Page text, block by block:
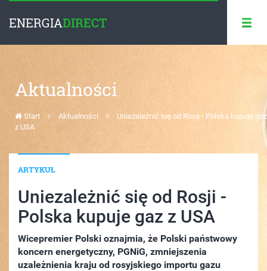
ENERGIADIRECT
Aktualności
Start Aktualności
Uniezależnić się od Rosji - Polska kupuje gaz
z USA
ARTYKUŁ
Uniezależnić się od Rosji -
Polska kupuje gaz z USA
Wicepremier Polski oznajmia, że Polski państwowy
koncern energetyczny, PGNiG, zmniejszenia
uzależnienia kraju od rosyjskiego importu gazu